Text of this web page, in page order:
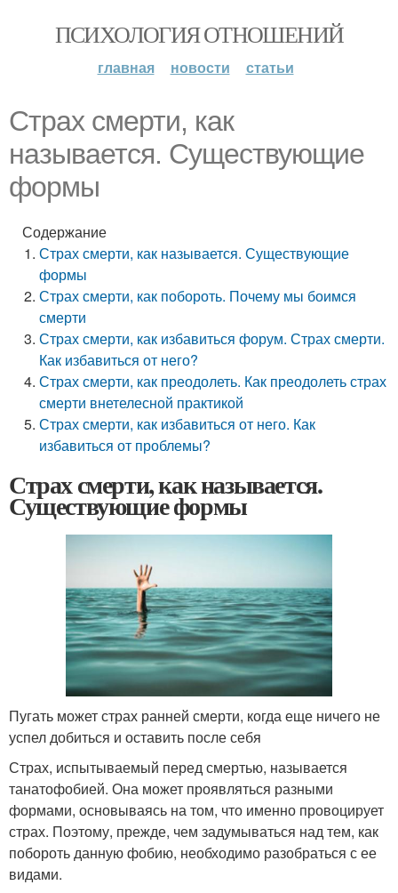
ПСИХОЛОГИЯ ОТНОШЕНИЙ
главная новости статьи
Страх смерти, как
называется. Существующие
формы
Содержание
Страх смерти, как называется. Существующие
формы
Страх смерти, как побороть. Почему мы боимся
смерти
Страх смерти, как избавиться форум. Страх смерти.
Как избавиться от него?
Страх смерти, как преодолеть. Как преодолеть страх
смерти внетелесной практикой
Страх смерти, как избавиться от него. Как
избавиться от проблемы?
Страх смерти, как называется.
Существующие формы
Пугать может страх ранней смерти, когда еще ничего не
успел добиться и оставить после себя
Страх, испытываемый перед смертью, называется
танатофобией. Она может проявляться разными
формами, основываясь на том, что именно провоцирует
страх. Поэтому, прежде, чем задумываться над тем, как
побороть данную фобию, необходимо разобраться с ее
видами.